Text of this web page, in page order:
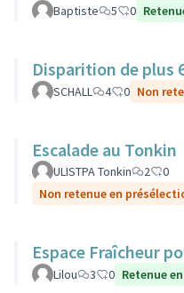
Baptiste 5 0
Disparition de plus
SCHALL 4 0 Non
Escalade au Tonkin
ULISTPA Tonkin 2
0
Non retenue en
Espace Fraîcheur
Lilou 3 0 Retenue